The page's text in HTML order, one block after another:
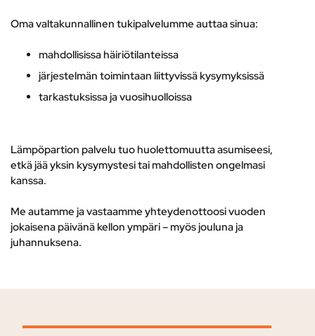
Oma valtakunnallinen tukipalvelumme auttaa sinua:
mahdollisissa häiriötilanteissa
järjestelmän toimintaan liittyvissä kysymyksissä
tarkastuksissa ja vuosihuolloissa
Lämpöpartion palvelu tuo huolettomuutta asumiseesi,
etkä jää yksin kysymystesi tai mahdollisten ongelmasi
kanssa.
Me autamme ja vastaamme yhteydenottoosi vuoden
jokaisena päivänä kellon ympäri – myös jouluna ja
juhannuksena.